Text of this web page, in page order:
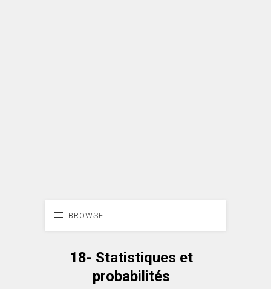
BROWSE
18- Statistiques et
probabilités